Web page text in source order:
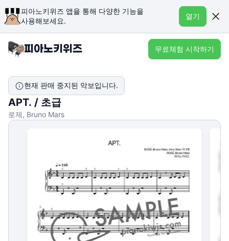
피아노키위즈 앱을 통해 다양한 기능을
사용해보세요.
열기
무료체험 시작하기
현재 판매 중지된 악보입니다.
APT. / 초급
로제, Bruno Mars